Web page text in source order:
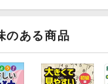
のある商品